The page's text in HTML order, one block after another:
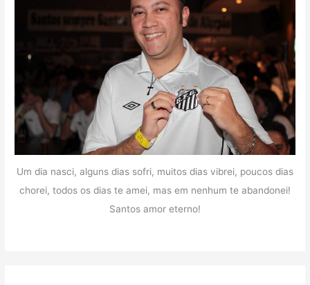
Um dia nasci, alguns dias sofri, muitos dias vibrei, poucos dias
chorei, todos os dias te amei, mas em nenhum te abandonei!
Santos amor eterno!